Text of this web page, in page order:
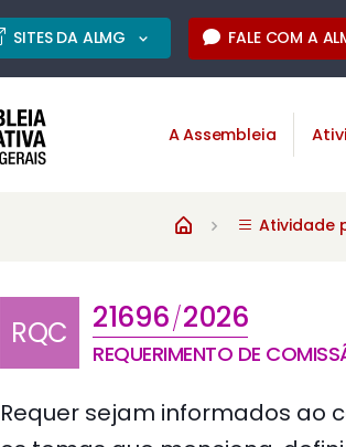
SITES DA ALMG FALE COM A
A Assembleia
Atividade
RQC 21696/2026
REQUERIMENTO DE
Requer sejam informados ao